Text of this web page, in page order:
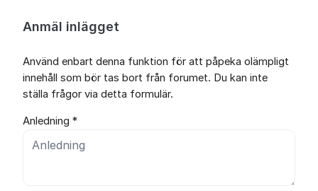
Anmäl inlägget
Använd enbart denna funktion för att påpeka olämpligt
innehåll som bör tas bort från forumet. Du kan inte
ställa frågor via detta formulär.
Anledning *